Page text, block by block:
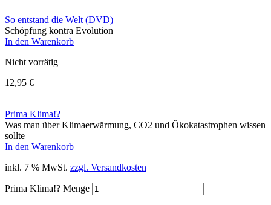
So entstand die Welt (DVD)
Schöpfung kontra Evolution
In den Warenkorb
Nicht vorrätig
12,95 €
Prima Klima!?
Was man über Klimaerwärmung, CO2 und Ökokatastrophen wissen
sollte
In den Warenkorb
inkl. 7 % MwSt. zzgl. Versandkosten
Prima Klima!? Menge